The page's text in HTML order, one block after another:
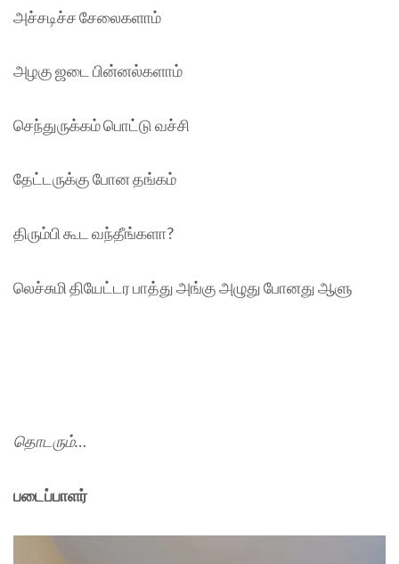
அச்சடிச்ச சேலைகளாம்
அழகு ஜடை பின்னல்களாம்
செந்துருக்கம் பொட்டு வச்சி
தேட்டருக்கு போன தங்கம்
திரும்பி கூட வந்தீங்களா?
லெச்சுமி தியேட்டர பாத்து அங்கு அழுது போனது ஆளு
தொடரும்…
படைப்பாளர்